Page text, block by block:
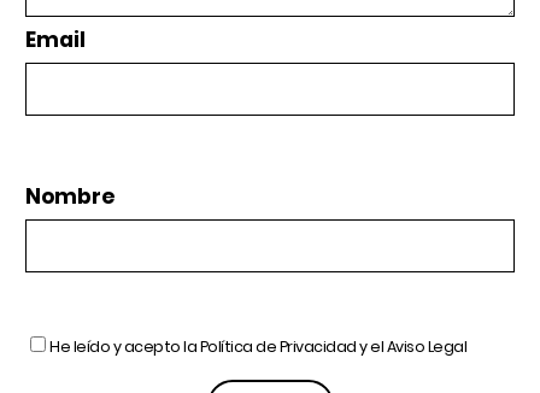
Email
Nombre
He leído y acepto laPolítica de Privacidady elAviso Legal